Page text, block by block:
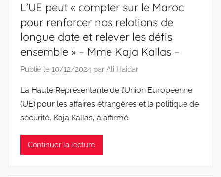
L’UE peut « compter sur le Maroc
pour renforcer nos relations de
longue date et relever les défis
ensemble » – Mme Kaja Kallas –
Publié le 10/12/2024 par Ali Haidar
La Haute Représentante de l’Union Européenne
(UE) pour les affaires étrangères et la politique de
sécurité, Kaja Kallas, a affirmé
Continuer la lecture